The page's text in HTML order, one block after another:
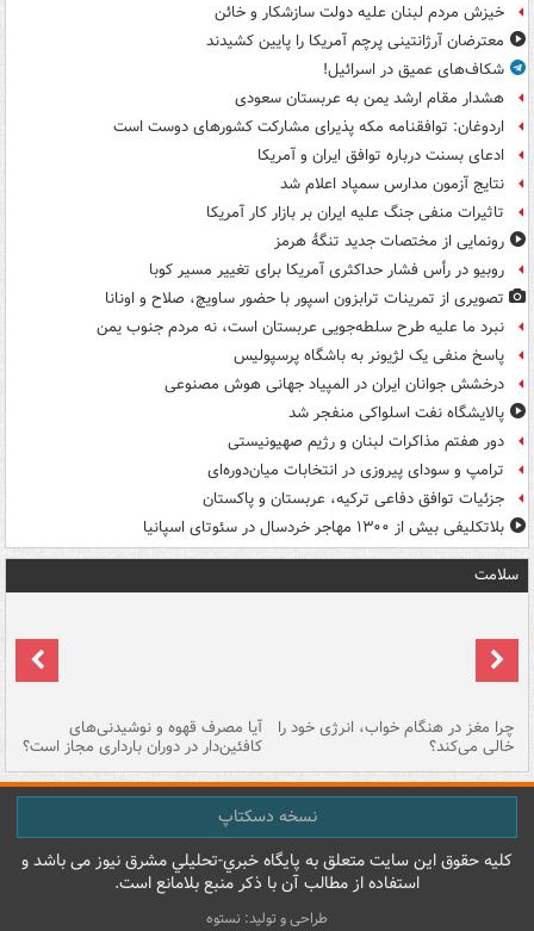
خیزش مردم لبنان علیه دولت سازشکار و خائن
معترضان آرژانتینی پرچم آمریکا را پایین کشیدند
شکاف‌های عمیق در اسرائیل!
هشدار مقام ارشد یمن به عربستان سعودی
اردوغان: توافقنامه مکه پذیرای مشارکت کشورهای دوست است
ادعای بسنت درباره توافق ایران و آمریکا
نتایج آزمون مدارس سمپاد اعلام شد
تاثیرات منفی جنگ علیه ایران بر بازار کار آمریکا
رونمایی از مختصات جدید تنگۀ هرمز
روبیو در رأس فشار حداکثری آمریکا برای تغییر مسیر کوبا
تصویری از تمرینات ترابزون اسپور با حضور ساویچ، صلاح و اونانا
نبرد ما علیه طرح سلطه‌جویی عربستان است، نه مردم جنوب یمن
پاسخ منفی یک لژیونر به باشگاه پرسپولیس
درخشش جوانان ایران در المپیاد جهانی هوش مصنوعی
پالایشگاه نفت اسلواکی منفجر شد
دور هفتم مذاکرات لبنان و رژیم صهیونیستی
ترامپ و سودای پیروزی در انتخابات میان‌دوره‌ای
جزئیات توافق دفاعی ترکیه، عربستان و پاکستان
بلاتکلیفی بیش از ۱۳۰۰ مهاجر خردسال در سئوتای اسپانیا
سلامت
چرا مغز در هنگام خواب، انرژی خود را
خالی می‌کند؟
آیا مصرف قهوه و نوشیدنی‌های
کافئین‌دار در دوران بارداری مجاز است؟
نسخه دسکتاپ
کليه حقوق اين سايت متعلق به پایگاه خبري-تحليلي مشرق نيوز می باشد و
استفاده از مطالب آن با ذکر منبع بلامانع است.
طراحی و تولید: نستوه